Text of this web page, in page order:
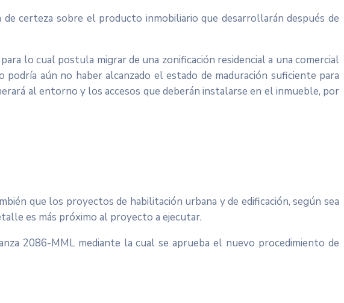
certeza sobre el producto inmobiliario que desarrollarán después de
lo cual postula migrar de una zonificación residencial a una comercial
aún no haber alcanzado el estado de maduración suficiente para
al entorno y los accesos que deberán instalarse en el inmueble, por
que los proyectos de habilitación urbana y de edificación, según sea
es más próximo al proyecto a ejecutar.
2086-MML mediante la cual se aprueba el nuevo procedimiento de